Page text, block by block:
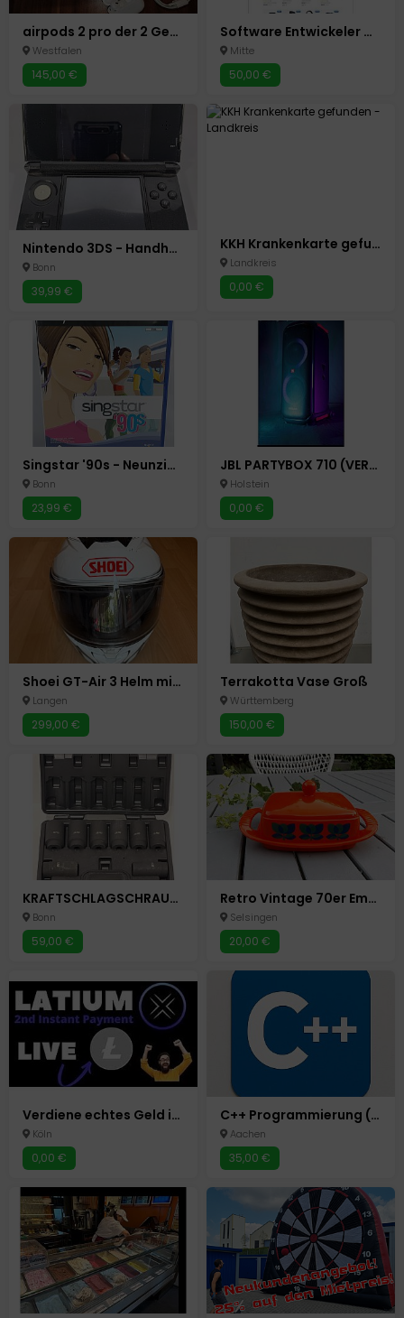
airpods 2 pro der 2 Generation
Westfalen
145,00 €
Software Entwickeler Mieten
Mitte
50,00 €
Nintendo 3DS - Handheld-Konsole - CTR-001(JPN) - Schwarz Metallic - TEILDEFEKT
Bonn
39,99 €
KKH Krankenkarte gefunden
Landkreis
0,00 €
Singstar '90s - Neunziger - Sony PS2 - PlayStation 2 Spiel
Bonn
23,99 €
JBL PARTYBOX 710 (VERMIETUNG)
Holstein
0,00 €
Shoei GT-Air 3 Helm mit Sena SRL3 Kommunikationssystem – Größe L
Langen
299,00 €
Terrakotta Vase Groß
Württemberg
150,00 €
KRAFTSCHLAGSCHRAUBER-NÜSSE SCHLAGNUSS-SATZ 8 STÜCK AUTO WERKZEUG
Bonn
59,00 €
Retro Vintage 70er Emsa Butterdose Design Bologna Flower Power
Selsingen
20,00 €
Verdiene echtes Geld in USDT, Bitcoin oder Ethereum – ganz einfach von zuhause aus!Möchtest du online Geld verdienen, ohne komplizierte Voraussetzungen oder
Köln
0,00 €
C++ Programmierung (Effizient & maßgeschneidert)
Aachen
35,00 €